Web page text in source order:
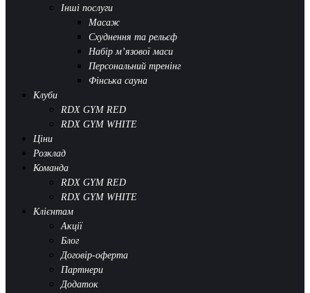
Інші послуги
Масаж
Схуднення та рельєф
Набір м’язової маси
Персональний тренінг
Фінська сауна
Клуби
RDX GYM RED
RDX GYM WHITE
Ціни
Розклад
Команда
RDX GYM RED
RDX GYM WHITE
Клієнтам
Акції
Блог
Договір-оферта
Партнери
Додаток